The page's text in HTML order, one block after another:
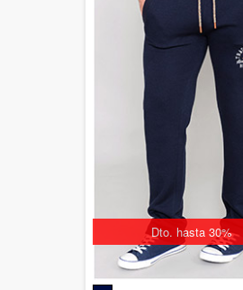
Dto. hasta 30%